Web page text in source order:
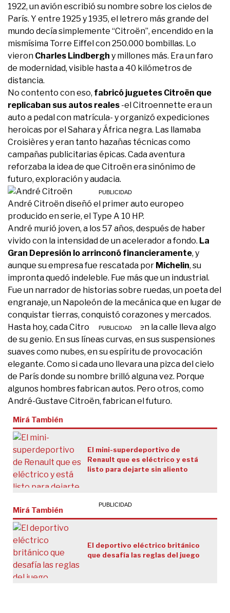
1922, un avión escribió su nombre sobre los cielos de
París. Y entre 1925 y 1935, el letrero más grande del
mundo decía simplemente “Citroën”, encendido en la
mismísima Torre Eiffel con 250.000 bombillas. Lo
vieron Charles Lindbergh y millones más. Era un faro
de modernidad, visible hasta a 40 kilómetros de
distancia.
No contento con eso, fabricó juguetes Citroën que
replicaban sus autos reales -el Citroennette era un
auto a pedal con matrícula- y organizó expediciones
heroicas por el Sahara y África negra. Las llamaba
Croisières y eran tanto hazañas técnicas como
campañas publicitarias épicas. Cada aventura
reforzaba la idea de que Citroën era sinónimo de
futuro, exploración y audacia.
André Citroën diseñó el primer auto europeo
producido en serie, el Type A 10 HP.
André murió joven, a los 57 años, después de haber
vivido con la intensidad de un acelerador a fondo. La
Gran Depresión lo arrinconó financieramente, y
aunque su empresa fue rescatada por Michelin, su
impronta quedó indeleble. Fue más que un industrial.
Fue un narrador de historias sobre ruedas, un poeta del
engranaje, un Napoleón de la mecánica que en lugar de
conquistar tierras, conquistó corazones y mercados.
Hasta hoy, cada Citroën que se ve en la calle lleva algo
de su genio. En sus líneas curvas, en sus suspensiones
suaves como nubes, en su espíritu de provocación
elegante. Como si cada uno llevara una pizca del cielo
de París donde su nombre brilló alguna vez. Porque
algunos hombres fabrican autos. Pero otros, como
André-Gustave Citroën, fabrican el futuro.
Mirá También
El mini-superdeportivo de
Renault que es eléctrico y está
listo para dejarte sin aliento
Mirá También
El deportivo eléctrico británico
que desafía las reglas del juego